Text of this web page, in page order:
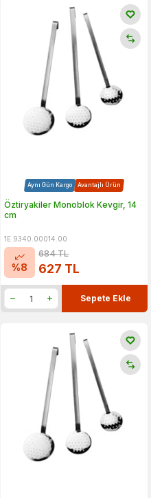
Aynı Gün Kargo Avantajlı Ürün
Öztiryakiler Monoblok Kevgir, 14
cm
1E.9340.00014.00
%8
684TL
627 TL
Sepete Ekle